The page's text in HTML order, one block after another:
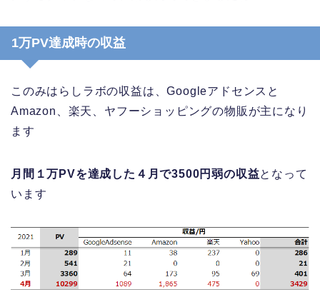
1万PV達成時の収益
このみはらしラボの収益は、Googleアドセンスと
Amazon、楽天、ヤフーショッピングの物販が主になり
ます
月間１万PVを達成した４月で3500円弱の収益となって
います